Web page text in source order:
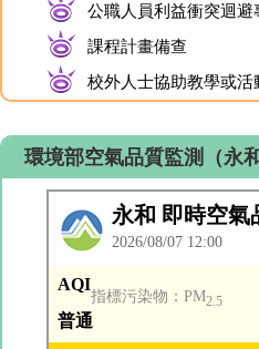
公職人員利益衝突迴避
課程計畫備查
校外人士協助教學或活
環境部空氣品質監測（永和